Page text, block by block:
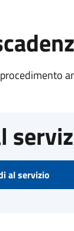
al servizio